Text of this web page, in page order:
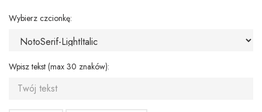
Wybierz czcionkę:
Wpisz tekst (max 30 znaków):